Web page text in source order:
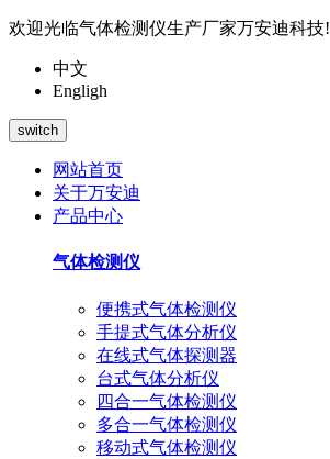
欢迎光临气体检测仪生产厂家万安迪科技!
中文
Engligh
switch
网站首页
关于万安迪
产品中心
气体检测仪
便携式气体检测仪
手提式气体分析仪
在线式气体探测器
台式气体分析仪
四合一气体检测仪
多合一气体检测仪
移动式气体检测仪